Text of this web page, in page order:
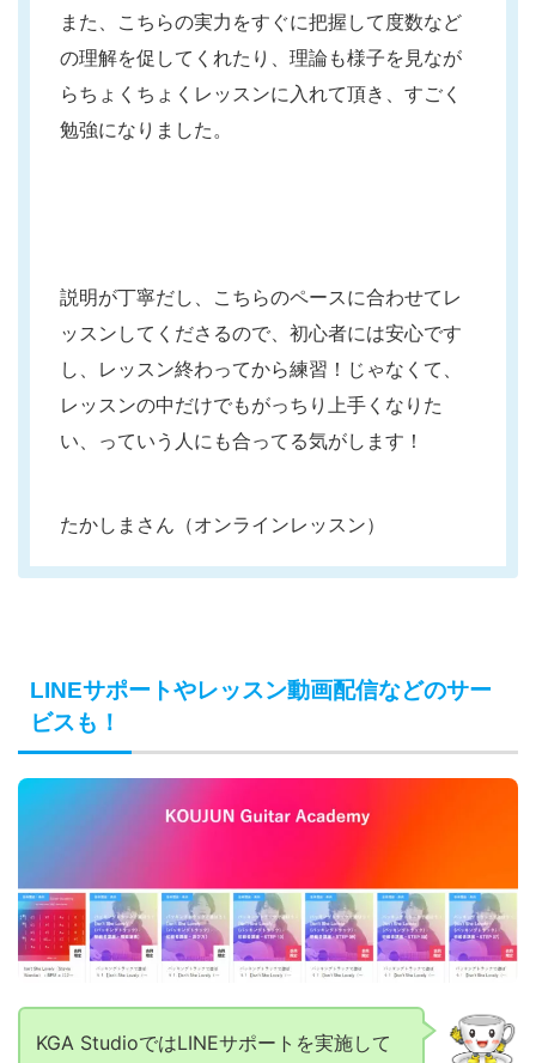
また、こちらの実力をすぐに把握して度数など
の理解を促してくれたり、理論も様子を見なが
らちょくちょくレッスンに入れて頂き、すごく
勉強になりました。
説明が丁寧だし、こちらのペースに合わせてレ
ッスンしてくださるので、初心者には安心です
し、レッスン終わってから練習！じゃなくて、
レッスンの中だけでもがっちり上手くなりた
い、っていう人にも合ってる気がします！
たかしまさん（オンラインレッスン）
LINEサポートやレッスン動画配信などのサー
ビスも！
KGA StudioではLINEサポートを実施して